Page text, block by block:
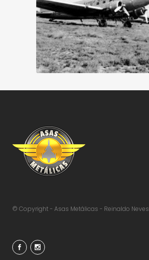
© Copyright - Asas Metálicas - Reinaldo Neves